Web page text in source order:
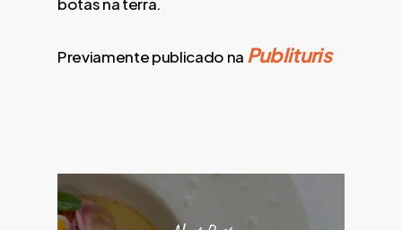
Previamente publicado na Publituris